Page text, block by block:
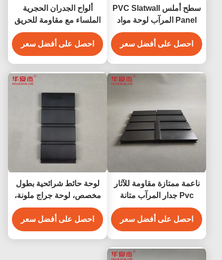
سطح أملس PVC Slatwall
Panel المرآب لوحة مواد
الديكور الداخلي
احصل على أفضل سعر
ألواح الجدران الحجرية
الملساء مع مقاومة للحريق
والتركيب السهل
احصل على أفضل سعر
ناعمة ممتازة مقاومة للآثار
Pvc جدار المرآب متانة
PVC الحائط الصلب
احصل على أفضل سعر
لوحة حائط شرائحية بطول
مخصص، لوحة جراج ملونة،
ديكور حائط داخلي
احصل على أفضل سعر